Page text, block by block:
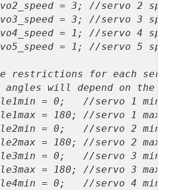
= 3; //servo 2 speed
= 3; //servo 3 speed
= 1; //servo 4 speed
= 1; //servo 5 speed
restrictions for each servo
will depend on the
= 0;   //servo 1
= 180; //servo 1
= 0;   //servo 2
= 180; //servo 2
= 0;   //servo 3
= 180; //servo 3
= 0;   //servo 4